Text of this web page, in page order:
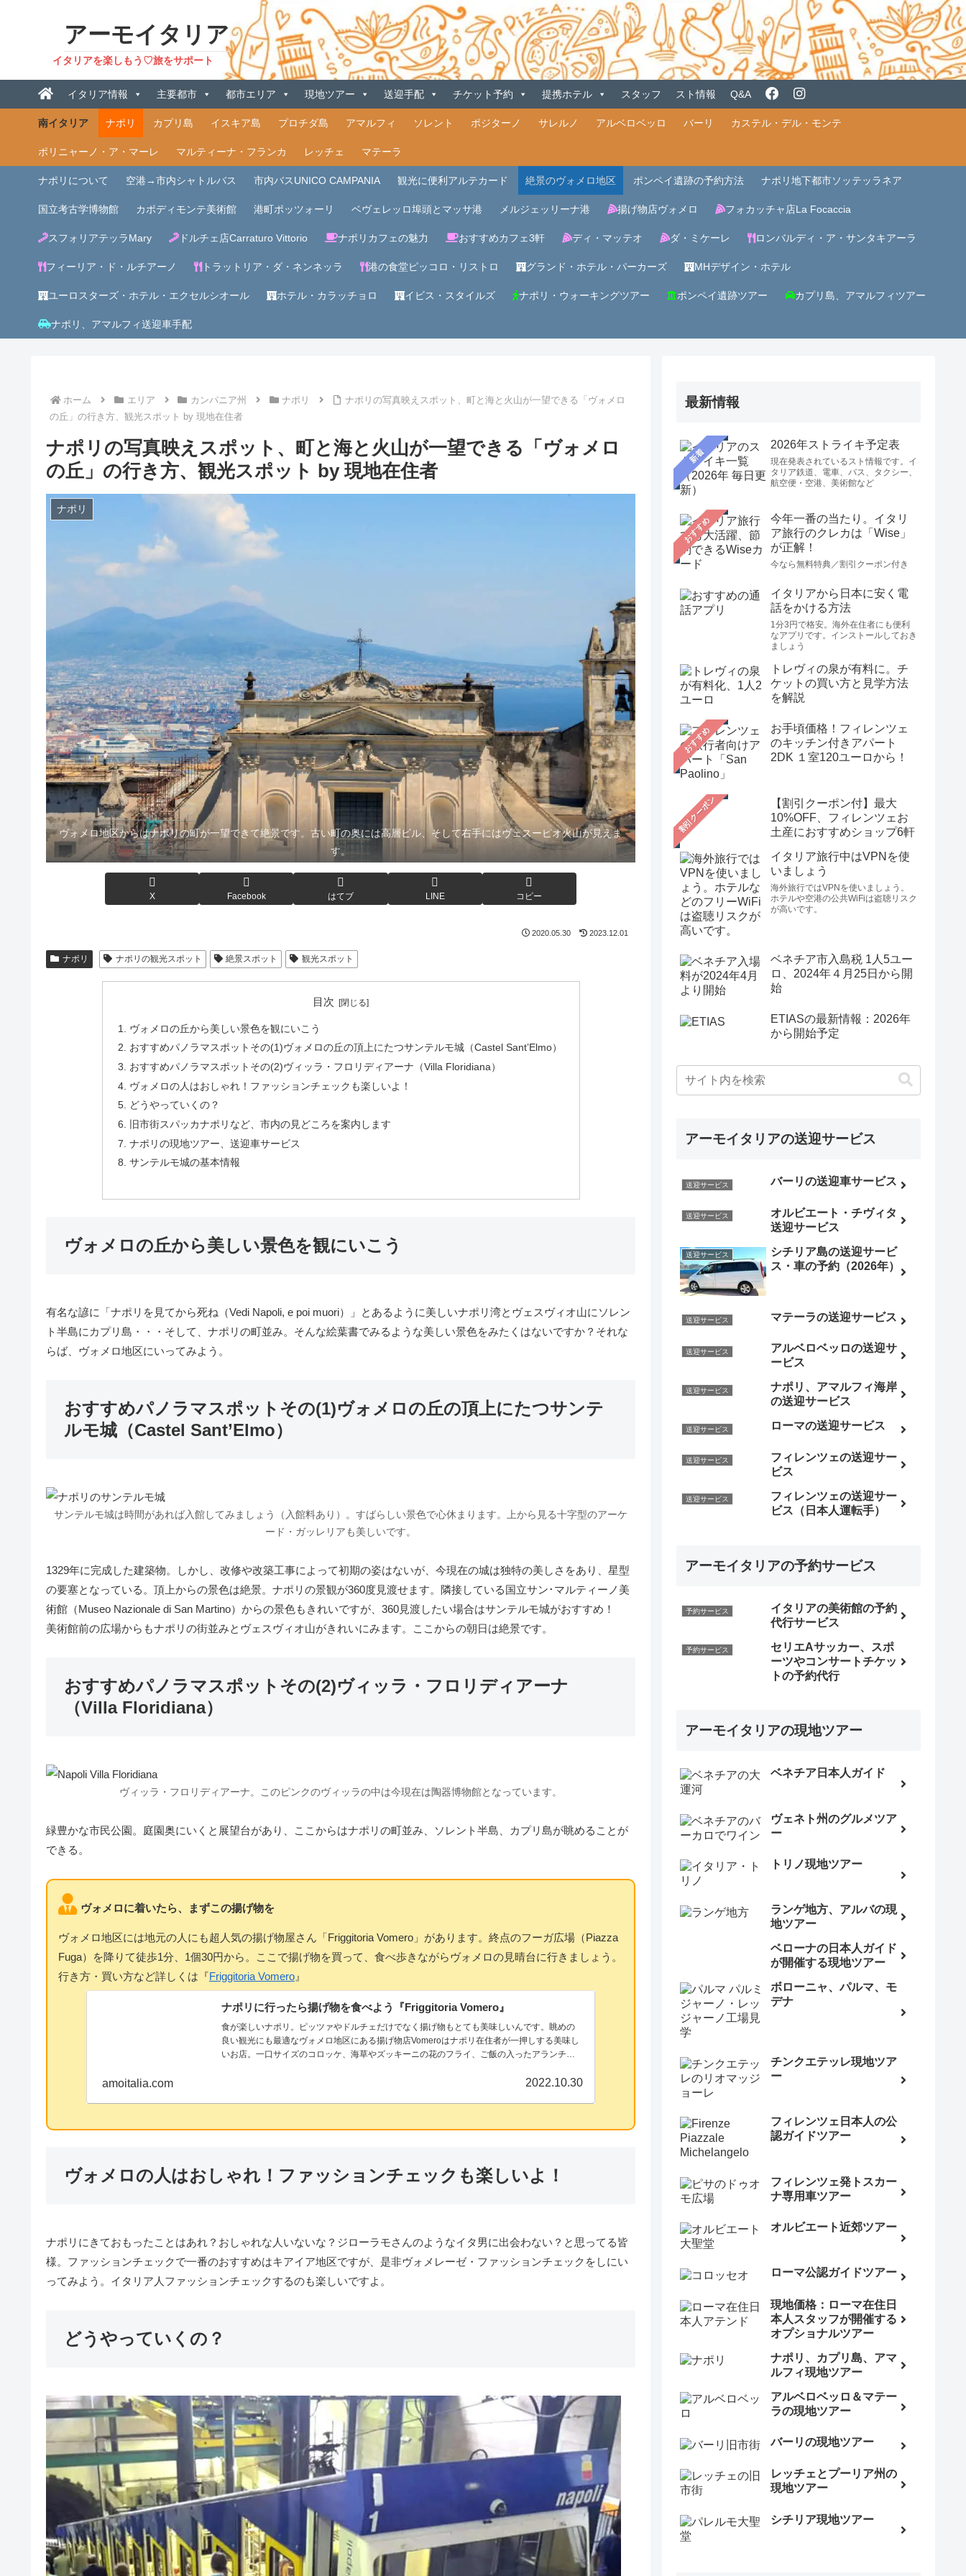
アーモイタリア
イタリアを楽しもう♡旅をサポート
イタリア情報 主要都市 都市エリア 現地ツアー 送迎手配 チケット予約 提携ホテル スタッフ スト情報 Q&A
南イタリア ナポリ カプリ島 イスキア島 プロチダ島 アマルフィ ソレント ポジターノ サレルノ アルベロベッロ バーリ カステル・デル・モンテ
ポリニャーノ・ア・マーレ マルティーナ・フランカ レッチェ マテーラ
ナポリについて 空港→市内シャトルバス 市内バスUNICO CAMPANIA 観光に便利アルテカード 絶景のヴォメロ地区 ポンペイ遺跡の予約方法 ナポリ地下都市ソッテッラネア
国立考古学博物館 カポディモンテ美術館 港町ポッツォーリ ベヴェレッロ埠頭とマッサ港 メルジェッリーナ港 揚げ物店ヴォメロ フォカッチャ店La Focaccia
スフォリアテッラMary ドルチェ店Carraturo Vittorio ナポリカフェの魅力 おすすめカフェ3軒 ディ・マッテオ ダ・ミケーレ ロンバルディ・ア・サンタキアーラ
フィーリア・ド・ルチアーノ トラットリア・ダ・ネンネッラ 港の食堂ピッコロ・リストロ グランド・ホテル・パーカーズ MHデザイン・ホテル
ユーロスターズ・ホテル・エクセルシオール ホテル・カラッチョロ イビス・スタイルズ ナポリ・ウォーキングツアー ポンペイ遺跡ツアー カプリ島、アマルフィツアー
ナポリ、アマルフィ送迎車手配
ホーム エリア カンパニア州 ナポリ
ナポリの写真映えスポット、町と海と火山が一望できる「ヴォメロ
の丘」の行き方、観光スポット by 現地在住者
ナポリの写真映えスポット、町と海と火山が一望できる「ヴォメロ
の丘」の行き方、観光スポット by 現地在住者
ナポリ
ヴォメロ地区からはナポリの町が一望できて絶景です。古い町の奥には高層ビル、そして右手にはヴェスーピオ火山が見えま
す。
X Facebook はてブ LINE コピー
2020.05.30 2023.12.01
ナポリ ナポリの観光スポット 絶景スポット 観光スポット
目次
ヴォメロの丘から美しい景色を観にいこう
おすすめパノラマスポットその(1)ヴォメロの丘の頂上にたつサンテルモ城（Castel Sant’Elmo）
おすすめパノラマスポットその(2)ヴィッラ・フロリディアーナ（Villa Floridiana）
ヴォメロの人はおしゃれ！ファッションチェックも楽しいよ！
どうやっていくの？
旧市街スパッカナポリなど、市内の見どころを案内します
ナポリの現地ツアー、送迎車サービス
サンテルモ城の基本情報
ヴォメロの丘から美しい景色を観にいこう
有名な諺に「ナポリを見てから死ね（Vedi Napoli, e poi muori）」とあるように美しいナポリ湾とヴェスヴィオ山にソレン
ト半島にカプリ島・・・そして、ナポリの町並み。そんな絵葉書でみるような美しい景色をみたくはないですか？それな
らば、ヴォメロ地区にいってみよう。
おすすめパノラマスポットその(1)ヴォメロの丘の頂上にたつサンテ
ルモ城（Castel Sant’Elmo）
サンテルモ城は時間があれば入館してみましょう（入館料あり）。すばらしい景色で心休まります。上から見る十字型のアーケ
ード・ガッレリアも美しいです。
1329年に完成した建築物。しかし、改修や改築工事によって初期の姿はないが、今現在の城は独特の美しさをあり、星型
の要塞となっている。頂上からの景色は絶景。ナポリの景観が360度見渡せます。隣接している国立サン･マルティーノ美
術館（Museo Nazionale di San Martino）からの景色もきれいですが、360見渡したい場合はサンテルモ城がおすすめ！
美術館前の広場からもナポリの街並みとヴェスヴィオ山がきれいにみます。ここからの朝日は絶景です。
おすすめパノラマスポットその(2)ヴィッラ・フロリディアーナ
（Villa Floridiana）
ヴィッラ・フロリディアーナ。このピンクのヴィッラの中は今現在は陶器博物館となっています。
緑豊かな市民公園。庭園奥にいくと展望台があり、ここからはナポリの町並み、ソレント半島、カプリ島が眺めることが
できる。
ヴォメロに着いたら、まずこの揚げ物を
ヴォメロ地区には地元の人にも超人気の揚げ物屋さん「Friggitoria Vomero」があります。終点のフーガ広場（Piazza
Fuga）を降りて徒歩1分、1個30円から。ここで揚げ物を買って、食べ歩きながらヴォメロの見晴台に行きましょう。
行き方・買い方など詳しくは『Friggitoria Vomero 』
ナポリに行ったら揚げ物を食べよう『Friggitoria Vomero』
食が楽しいナポリ。ピッツァやドルチェだけでなく揚げ物もとても美味しいんです。眺めの
良い観光にも最適なヴォメロ地区にある揚げ物店Vomeroはナポリ在住者が一押しする美味し
いお店。一口サイズのコロッケ、海草やズッキーニの花のフライ、ご飯の入ったアランチー
amoitalia.com 2022.10.30
ヴォメロの人はおしゃれ！ファッションチェックも楽しいよ！
ナポリにきておもったことはあれ？おしゃれな人いないな？ジローラモさんのようなイタ男に出会わない？と思ってる皆
様。ファッションチェックで一番のおすすめはキアイア地区ですが、是非ヴォメレーゼ・ファッションチェックをしにい
ってみよう。イタリア人ファッションチェックするのも楽しいですよ。
どうやっていくの？
最新情報
新着
2026年ストライキ予定表
現在発表されているスト情報です。イ
タリア鉄道、電車、バス、タクシー、
航空便・空港、美術館など
おすすめ
今年一番の当たり。イタリ
ア旅行のクレカは「Wise」
が正解！
今なら無料特典／割引クーポン付き
イタリアから日本に安く電
話をかける方法
1分3円で格安。海外在住者にも便利
なアプリです。インストールしておき
ましょう
トレヴィの泉が有料に。チ
ケットの買い方と見学方法
を解説
おすすめ
お手頃価格！フィレンツェ
のキッチン付きアパート
2DK １室120ユーロから！
【割引クーポン付】最大
10%OFF、フィレンツェお
土産におすすめショップ6軒
イタリア旅行中はVPNを使
いましょう
海外旅行ではVPNを使いましょう。
ホテルや空港の公共WiFiは盗聴リスク
が高いです。
ベネチア市入島税 1人5ユー
ロ、2024年４月25日から開
始
ETIASの最新情報：2026年
から開始予定
アーモイタリアの送迎サービス
送迎サービス バーリの送迎車サービス
送迎サービス
オルビエート・チヴィタ
送迎サービス
送迎サービス
シチリア島の送迎サービ
ス・車の予約（2026年）
送迎サービス マテーラの送迎サービス
送迎サービス
アルベロベッロの送迎サ
ービス
送迎サービス
ナポリ、アマルフィ海岸
の送迎サービス
送迎サービス ローマの送迎サービス
送迎サービス
フィレンツェの送迎サー
ビス
送迎サービス
フィレンツェの送迎サー
ビス（日本人運転手）
アーモイタリアの予約サービス
予約サービス
イタリアの美術館の予約
代行サービス
予約サービス
セリエAサッカー、スポ
ーツやコンサートチケッ
トの予約代行
アーモイタリアの現地ツアー
ベネチア日本人ガイド
ヴェネト州のグルメツア
ー
トリノ現地ツアー
ランゲ地方、アルバの現
地ツアー
ベローナの日本人ガイド
が開催する現地ツアー
ボローニャ、パルマ、モ
デナ
チンクエテッレ現地ツア
ー
フィレンツェ日本人の公
認ガイドツアー
フィレンツェ発トスカー
ナ専用車ツアー
オルビエート近郊ツアー
ローマ公認ガイドツアー
現地価格：ローマ在住日
本人スタッフが開催する
オプショナルツアー
ナポリ、カプリ島、アマ
ルフィ現地ツアー
アルベロベッロ＆マテー
ラの現地ツアー
バーリの現地ツアー
レッチェとプーリア州の
現地ツアー
シチリア現地ツアー